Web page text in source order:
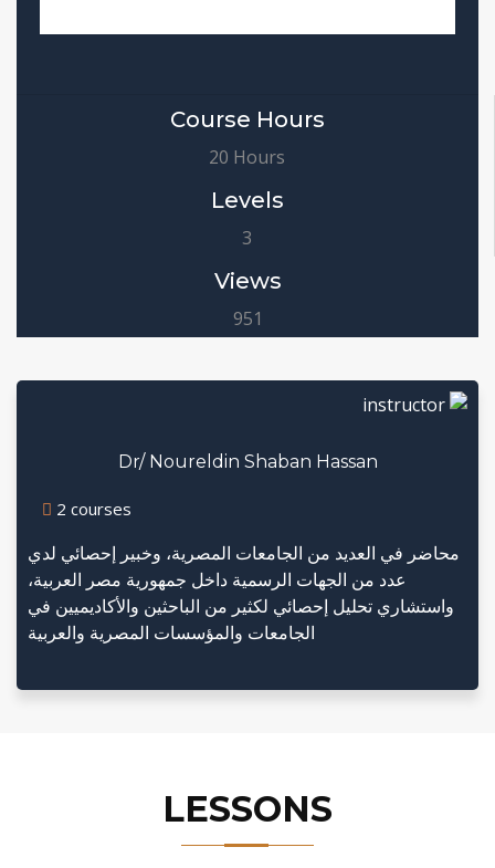
Course Hours
20 Hours
Levels
3
Views
951
Dr/ Noureldin Shaban Hassan
2 courses
محاضر في العديد من الجامعات المصرية، وخبير إحصائي لدي
عدد من الجهات الرسمية داخل جمهورية مصر العربية،
واستشاري تحليل إحصائي لكثير من الباحثين والأكاديميين في
الجامعات والمؤسسات المصرية والعربية
LESSONS